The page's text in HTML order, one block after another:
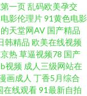
韩一卡2卡三卡4卡无
一 高清电视剧在线播
黑丝足交 精品一卡2
一页乱码欧美孕交
影伦理片91黄色电影
天堂网AV 国产精品
韩精品 欧美在线视频
热草逼视频78 国产
视频 成人三级网站在
画成人 丁香5月综合
在线观看91最新自拍